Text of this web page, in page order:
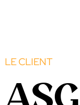
LE CLIENT